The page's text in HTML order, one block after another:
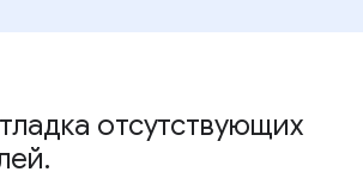
отсутствующих
.